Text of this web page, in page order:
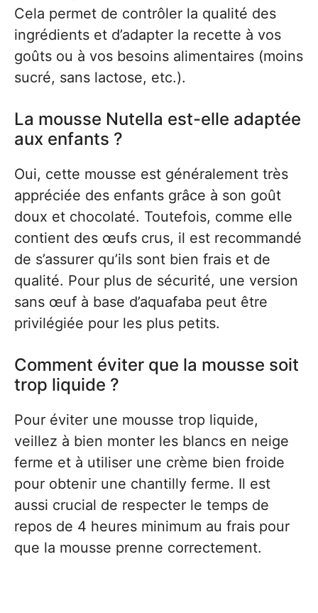
Cela permet de contrôler la qualité des
ingrédients et d’adapter la recette à vos
goûts ou à vos besoins alimentaires (moins
sucré, sans lactose, etc.).
La mousse Nutella est-elle adaptée
aux enfants ?
Oui, cette mousse est généralement très
appréciée des enfants grâce à son goût
doux et chocolaté. Toutefois, comme elle
contient des œufs crus, il est recommandé
de s’assurer qu’ils sont bien frais et de
qualité. Pour plus de sécurité, une version
sans œuf à base d’aquafaba peut être
privilégiée pour les plus petits.
Comment éviter que la mousse soit
trop liquide ?
Pour éviter une mousse trop liquide,
veillez à bien monter les blancs en neige
ferme et à utiliser une crème bien froide
pour obtenir une chantilly ferme. Il est
aussi crucial de respecter le temps de
repos de 4 heures minimum au frais pour
que la mousse prenne correctement.